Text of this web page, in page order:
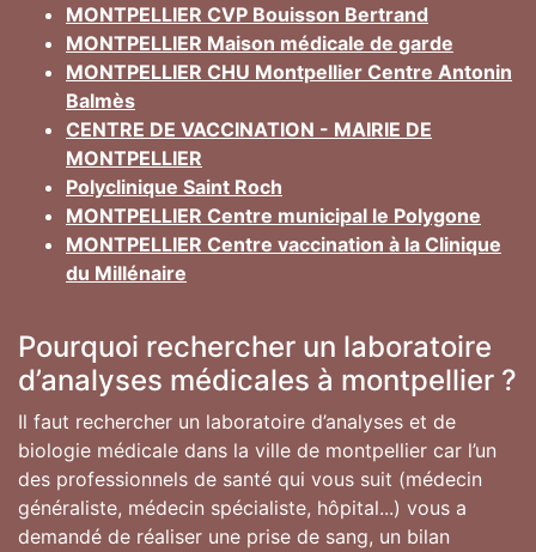
MONTPELLIER CVP Bouisson Bertrand
MONTPELLIER Maison médicale de garde
MONTPELLIER CHU Montpellier Centre Antonin
Balmès
CENTRE DE VACCINATION - MAIRIE DE
MONTPELLIER
Polyclinique Saint Roch
MONTPELLIER Centre municipal le Polygone
MONTPELLIER Centre vaccination à la Clinique
du Millénaire
Pourquoi rechercher un laboratoire
d’analyses médicales à montpellier ?
Il faut rechercher un laboratoire d’analyses et de
biologie médicale dans la ville de montpellier car l’un
des professionnels de santé qui vous suit (médecin
généraliste, médecin spécialiste, hôpital...) vous a
demandé de réaliser une prise de sang, un bilan